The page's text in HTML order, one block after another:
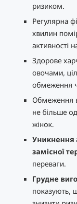
ризиком.
Регулярна
хвилин
активності
Здорове
овочами,
обмеження
Обмеження
не більше
жінок.
Уникнення
замісної
переваги.
Грудне
показують,